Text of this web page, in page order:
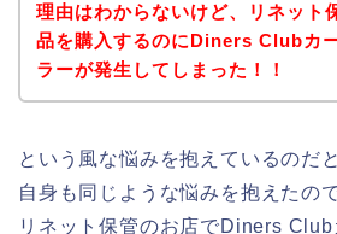
理由はわからないけど、リネット
品を購入するのにDiners Clubカ
ラーが発生してしまった！！
という風な悩みを抱えているのだ
自身も同じような悩みを抱えたの
リネット保管のお店でDiners